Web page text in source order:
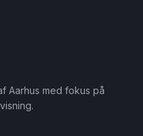
Aarhus med fokus på